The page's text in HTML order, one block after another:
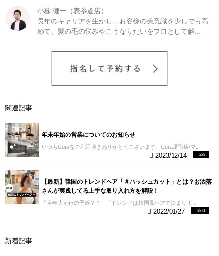
小暮 健一（表参道店）
長年のキャリアを生かし、お客様の美意識を少しでも高
めて、髪の毛の悩みやこうなりたいをプロとして解...
関連記事
年末年始の営業についてのお知らせ
いつもCuraをご利用頂きありがとうございます。Cura原宿店/マ...
229
2023/12/14
【最新】韓国のトレンドヘア「＃ハッシュカット」とは？お洒落
さんが実践してる上手な取り入れ方を解説！
「今年大流行の予感？？」「トレンドは韓国風ヘアで決まり！...
3871
2022/01/27
新着記事